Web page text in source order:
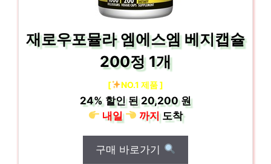
재로우포뮬라 엠에스엠 베지캡슐
200정 1개
[ NO.1 제품 ]
24% 할인 된20,200 원
내일
까지도착
구매 바로가기